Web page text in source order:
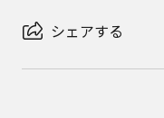
シェアする